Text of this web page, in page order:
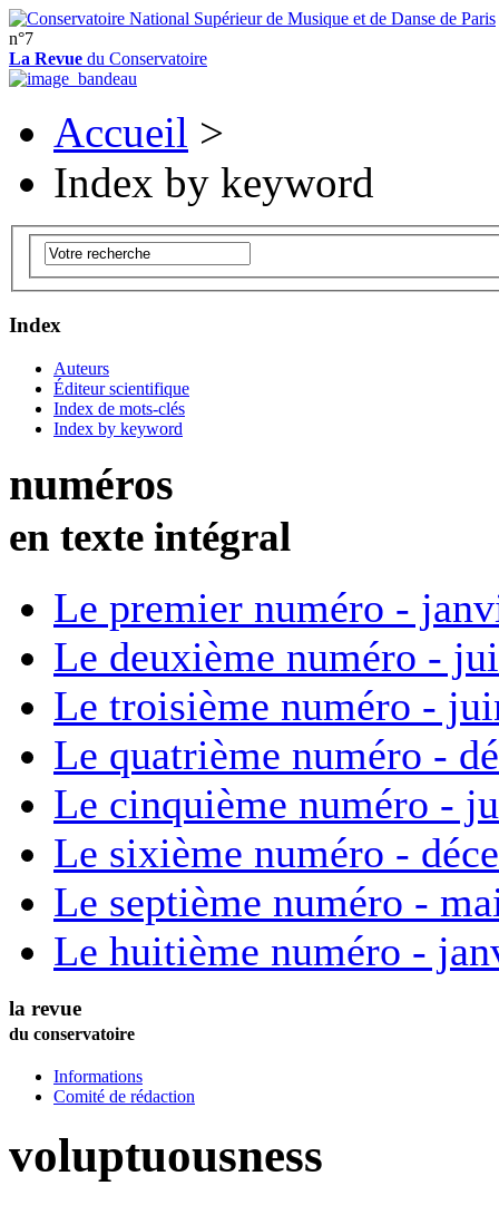
n°7
La Revue du Conservatoire
Accueil >
Index by keyword
Index
Auteurs
Éditeur scientifique
Index de mots-clés
Index by keyword
numéros
en texte intégral
Le premier numéro -
Le deuxième numéro -
Le troisième numéro -
Le quatrième numéro -
Le cinquième numéro -
Le sixième numéro -
Le septième numéro -
Le huitième numéro -
la revue
du conservatoire
Informations
Comité de rédaction
voluptuousness